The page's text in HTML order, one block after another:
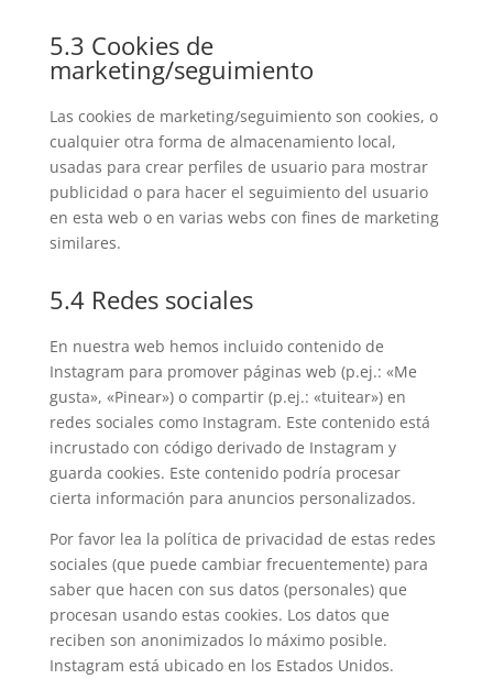
5.3 Cookies de
marketing/seguimiento
Las cookies de marketing/seguimiento son cookies, o
cualquier otra forma de almacenamiento local,
usadas para crear perfiles de usuario para mostrar
publicidad o para hacer el seguimiento del usuario
en esta web o en varias webs con fines de marketing
similares.
5.4 Redes sociales
En nuestra web hemos incluido contenido de
Instagram para promover páginas web (p.ej.: «Me
gusta», «Pinear») o compartir (p.ej.: «tuitear») en
redes sociales como Instagram. Este contenido está
incrustado con código derivado de Instagram y
guarda cookies. Este contenido podría procesar
cierta información para anuncios personalizados.
Por favor lea la política de privacidad de estas redes
sociales (que puede cambiar frecuentemente) para
saber que hacen con sus datos (personales) que
procesan usando estas cookies. Los datos que
reciben son anonimizados lo máximo posible.
Instagram está ubicado en los Estados Unidos.